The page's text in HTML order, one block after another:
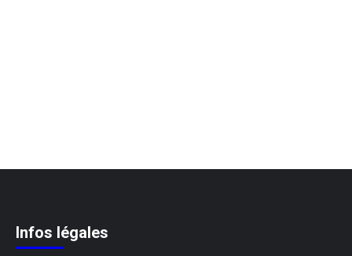
Infos légales